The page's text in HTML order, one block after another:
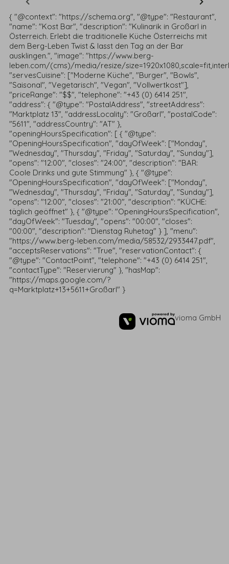
vioma GmbH
{ "@context": "https://schema.org", "@type": "Restaurant",
"name": "Kost Bar", "description": "Kulinarik in Großarl in
Österreich. Erlebt die traditionelle Küche Österreichs mit
dem Berg-Leben Twist & lasst den Tag an der Bar
ausklingen.", "image": "https://www.berg-
leben.com/(cms)/media/resize/
"servesCuisine": ["Moderne Küche", "Burger", "Bowls",
"Saisonal", "Vegetarisch", "Vegan", "Vollwertkost"],
"priceRange": "$$", "telephone": "+43 (0) 6414 251",
"address": { "@type": "PostalAddress", "streetAddress":
"Marktplatz 13", "addressLocality": "Großarl", "postalCode":
"5611", "addressCountry": "AT" },
"openingHoursSpecification": [ { "@type":
"OpeningHoursSpecification", "dayOfWeek": ["Monday",
"Wednesday", "Thursday", "Friday", "Saturday", "Sunday"],
"opens": "12:00", "closes": "24:00", "description": "BAR:
Coole Drinks und gute Stimmung" }, { "@type":
"OpeningHoursSpecification", "dayOfWeek": ["Monday",
"Wednesday", "Thursday", "Friday", "Saturday", "Sunday"],
"opens": "12:00", "closes": "21:00", "description": "KÜCHE:
täglich geöffnet" }, { "@type": "OpeningHoursSpecification",
"dayOfWeek": "Tuesday", "opens": "00:00", "closes":
"00:00", "description": "Dienstag Ruhetag" } ], "menu":
"https://www.berg-leben.com/media/58532/2933447.pdf",
"acceptsReservations": "True", "reservationContact": {
"@type": "ContactPoint", "telephone": "+43 (0) 6414 251",
"contactType": "Reservierung" }, "hasMap":
"https://maps.google.com/?
q=Marktplatz+13+5611+Großarl" }